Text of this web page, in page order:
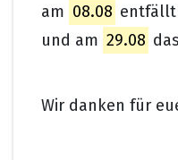
am 08.08 entfällt
und am 29.08
Wir danken für